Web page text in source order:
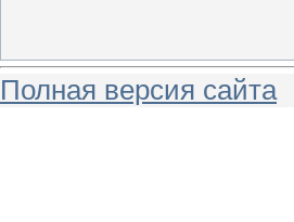
Полная версия сайта